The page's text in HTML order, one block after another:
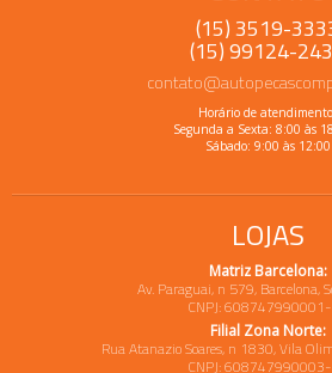
(15) 3519-
(15) 99124-
Horário de
Segunda a Sexta: 8:00 às
Sábado: 9:00 às 12:00
LOJAS
Matriz Barcelona:
Av. Paraguai, n 579, Barcelona,
CNPJ:
Filial Zona Norte:
Rua Atanazio Soares, n 1830, Vila
CNPJ: